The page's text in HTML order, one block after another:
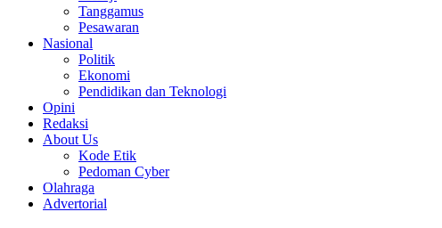
Tanggamus
Pesawaran
Nasional
Politik
Ekonomi
Pendidikan dan Teknologi
Opini
Redaksi
About Us
Kode Etik
Pedoman Cyber
Olahraga
Advertorial